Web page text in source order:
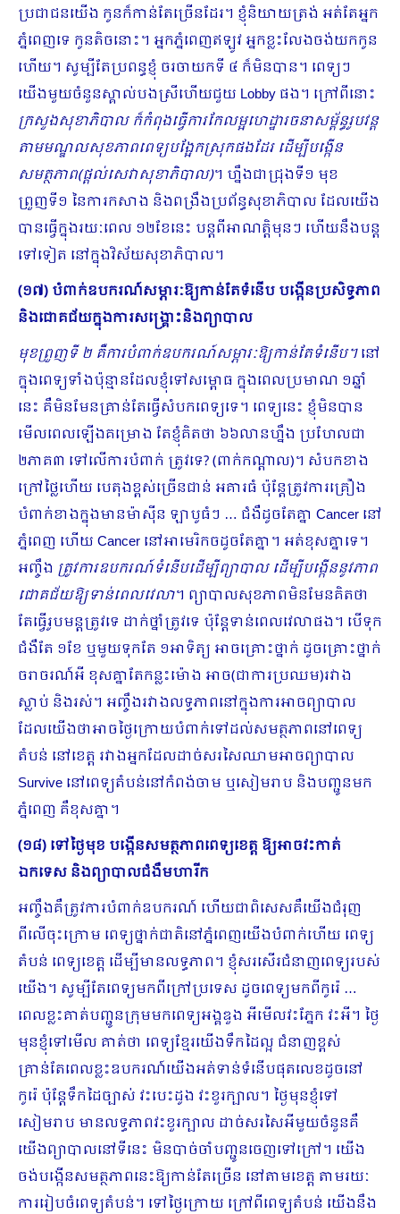
ប្រជាជនយើង កូនក៏កាន់តែច្រើនដែរ។ ខ្ញុំនិយាយត្រង់ អត់តែអ្នក
ភ្នំពេញទេ កូនតិចនោះ។ អ្នកភ្នំពេញឥឡូវ អ្នកខ្លះលែងចង់យកកូន
ហើយ។ សូម្បីតែប្រពន្ធខ្ញុំ ចរចាយកទី ៤ ក៏មិនបាន។ ពេទ្យៗ
យើងមួយចំនួនស្គាល់បងស្រីហើយជួយ Lobby ផង។ ក្រៅពីនោះ
ក្រសួងសុខាភិបាល ក៏កំពុងធ្វើការកែលម្អហេដ្ឋារចនាសម្ព័ន្ធរូបវន្ត
តាមមណ្ឌលសុខភាពពេទ្យបង្អែកស្រុកផងដែរ ដើម្បីបង្កើន
សមត្ថភាព(ផ្តល់សេវាសុខាភិបាល)។ ហ្នឹងជាជ្រុងទី១ មុខ
ព្រួញទី១ នៃការកសាង និងពង្រឹងប្រព័ន្ធសុខាភិបាល ដែលយើង
បានធ្វើក្នុងរយៈពេល ១២ខែនេះ បន្តពីអាណត្តិមុនៗ ហើយនឹងបន្ត
ទៅទៀត នៅក្នុងវិស័យសុខាភិបាល។
(១៧) បំពាក់ឧបករណ៍សម្ភារៈឱ្យកាន់តែទំនើប បង្កើនប្រសិទ្ធភាព
និងជោគជ័យក្នុងការសង្គ្រោះនិងព្យាបាល
មុខព្រួញទី ២ គឺការបំពាក់ឧបករណ៍សម្ភារៈឱ្យកាន់តែទំនើប។នៅ
ក្នុងពេទ្យទាំងប៉ុន្មានដែលខ្ញុំទៅសម្ពោធ ក្នុងពេលប្រមាណ ១ឆ្នាំ
នេះ គឺមិនមែនគ្រាន់តែធ្វើសំបកពេទ្យទេ។ ពេទ្យនេះ ខ្ញុំមិនបាន
មើលពេលឡើងគម្រោង តែខ្ញុំគិតថា ៦៦លានហ្នឹង ប្រហែលជា
២ភាគ៣ ទៅលើការបំពាក់ ត្រូវទេ? (ពាក់កណ្តាល)។ សំបកខាង
ក្រៅថ្លៃហើយ បេតុងខ្ពស់ច្រើនជាន់ អគារធំ ប៉ុន្តែត្រូវការគ្រឿង
បំពាក់ខាងក្នុងមានម៉ាស៊ីន ឡាបូធំៗ … ជំងឺដូចតែគ្នា Cancer នៅ
ភ្នំពេញ ហើយ Cancer នៅអាមេរិកចដូចតែគ្នា។ អត់ខុសគ្នាទេ។
អញ្ចឹង ត្រូវការឧបករណ៍ទំនើបដើម្បីព្យាបាល ដើម្បីបង្កើននូវភាព
ជោគជ័យឱ្យទាន់ពេលវេលា។ ព្យាបាលសុខភាពមិនមែនគិតថា
តែធ្វើរូបមន្តត្រូវទេ ដាក់ថ្នាំត្រូវទេ ប៉ុន្តែទាន់ពេលវេលាផង។ បើទុក
ជំងឺតែ ១ខែ ឬមួយទុកតែ ១អាទិត្យ អាចគ្រោះថ្នាក់ ដូចគ្រោះថ្នាក់
ចរាចរណ៍អី ខុសគ្នាតែកន្លះម៉ោង អាច(ជាការប្រឈម)រវាង
ស្លាប់ និងរស់។ អញ្ចឹងរវាងលទ្ធភាពនៅក្នុងការអាចព្យាបាល
ដែលយើងថាអាចថ្ងៃក្រោយបំពាក់ទៅដល់សមត្ថភាពនៅពេទ្យ
តំបន់ នៅខេត្ត រវាងអ្នកដែលដាច់សរសៃឈាមអាចព្យាបាល
Survive នៅពេទ្យតំបន់នៅកំពង់ចាម ឬសៀមរាប និងបញ្ជូនមក
ភ្នំពេញ គឺខុសគ្នា។
(១៨) ទៅថ្ងៃមុខ បង្កើនសមត្ថភាពពេទ្យខេត្ត ឱ្យអាចវះកាត់
ឯកទេស និងព្យាបាលជំងឺមហារីក
អញ្ចឹងគឺត្រូវការបំពាក់ឧបករណ៍ ហើយជាពិសេសគឺយើងជំរុញ
ពីលើចុះក្រោម ពេទ្យថ្នាក់ជាតិនៅភ្នំពេញយើងបំពាក់ហើយ ពេទ្យ
តំបន់ ពេទ្យខេត្ត ដើម្បីមានលទ្ធភាព។ ខ្ញុំសរសើរជំនាញពេទ្យរបស់
យើង។ សូម្បីតែពេទ្យមកពីក្រៅប្រទេស ដូចពេទ្យមកពីកូរ៉េ …
ពេលខ្លះគាត់បញ្ជូនក្រុមមកពេទ្យអង្គឌួង អីមើលវះភ្នែក វះអី។ ថ្ងៃ
មុនខ្ញុំទៅមើល គាត់ថា ពេទ្យខ្មែរយើងទឹកដៃល្អ ជំនាញខ្ពស់
គ្រាន់តែពេលខ្លះឧបករណ៍យើងអត់ទាន់ទំ​នើបផុតលេខដូចនៅ
កូរ៉េ ប៉ុន្តែទឹកដៃច្បាស់ វះបេះដូង វះខួរក្បាល។ ថ្ងៃមុនខ្ញុំទៅ
សៀមរាប មានលទ្ធភាពវះខួរក្បាល ដាច់សរសៃអីមួយចំនួនគឺ
យើងព្យាបាលនៅទីនេះ មិនបាច់ចាំបញ្ជូនចេញទៅក្រៅ។ យើង
ចង់បង្កើនសមត្ថភាពនេះឱ្យកាន់តែច្រើន នៅតាមខេត្ត តាមរយៈ
ការរៀបចំពេទ្យតំបន់។ ទៅថ្ងៃក្រោយ ក្រៅពីពេទ្យតំបន់ យើងនឹង